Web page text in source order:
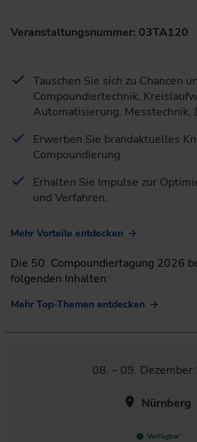
Veranstaltungsnummer: 03TA120
Tauschen Sie sich zu Chancen
Compoundiertechnik,
Automatisierung, Messtechnik,
Erwerben Sie brandaktuelles
Compoundierung.
Erhalten Sie Impulse zur
und Verfahren.
Mehr Vorteile entdecken
Die 50. Compoundiertagung 2026
folgenden Inhalten:
Mehr Top-Themen entdecken
08. – 09.
Nürnberg
Verfügbar